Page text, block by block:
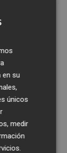
del transporte
en agosto:
entrega de
en su
únicos
medir